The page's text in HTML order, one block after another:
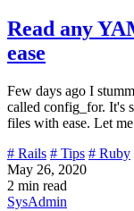
Read any
ease
Few days ago I
called config_for. It's
files with ease. Let
# Rails # Tips # Ruby
May 26, 2020
2 min read
SysAdmin